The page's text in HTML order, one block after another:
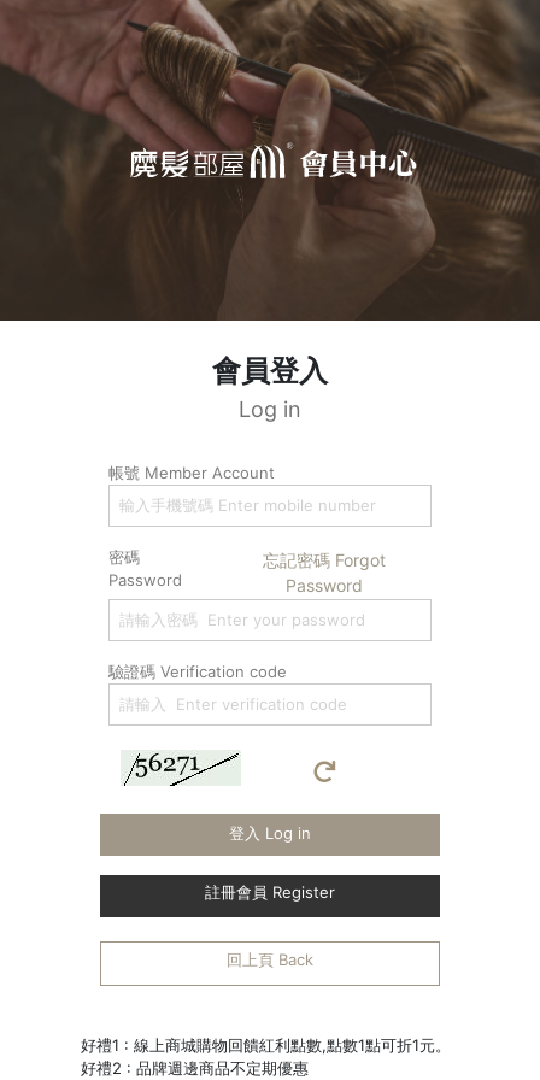
會員登入
Log in
帳號 Member Account
密碼
Password
忘記密碼 Forgot
Password
驗證碼 Verification code
登入 Log in
註冊會員 Register
回上頁 Back
好禮1 : 線上商城購物回饋紅利點數,點數1點可折1元。
好禮2 : 品牌週邊商品不定期優惠